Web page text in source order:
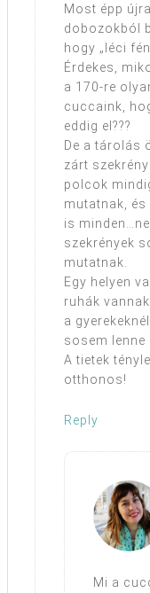
Most épp
dobozokból
hogy „léci
Érdekes,
a 170-re
cuccaink,
eddig el???
De a tárolás
zárt
polcok
mutatnak,
is
szekrények
mutatnak.
Egy helyen
ruhák
a
sosem lenne
A tietek
otthonos!
Reply
Mi a